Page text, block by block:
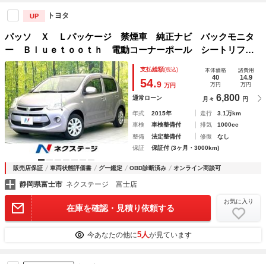
UP トヨタ
パッソ Ｘ Ｌパッケージ 禁煙車 純正ナビ バックモニタ
ー Ｂｌｕｅｔｏｏｔｈ 電動コーナーポール シートリフタ
ー アイドリングストップ 電動格納ミラー ベンチシート
アームレスト シートアンダーボックス スペアタイヤ
支払総額(税込)
54.9 万円
本体価格
40
万円
諸費用
14.9
万円
通常ローン 月々 6,800 円
年式 2015年 走行
3.1万km
車検
車検整備付 排気
1000cc
整備
法定整備付 修復
なし
保証
保証付 (3ヶ月・3000km)
販売店保証 車両状態評価書 グー鑑定 OBD診断済み オンライン商談可
静岡県富士市 ネクステージ 富士店
在庫を確認・見積り依頼する
お気に入り
今あなたの他に5人が見ています